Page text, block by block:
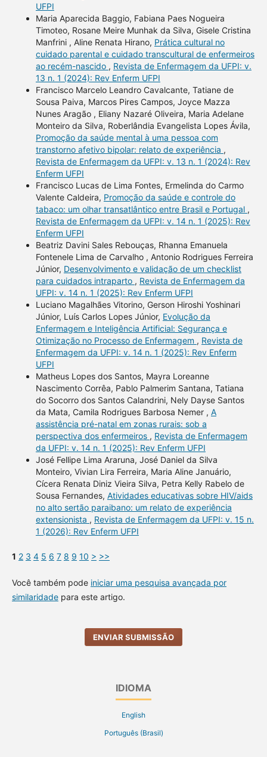
UFPI
Maria Aparecida Baggio, Fabiana Paes Nogueira
Timoteo, Rosane Meire Munhak da Silva, Gisele Cristina
Manfrini , Aline Renata Hirano, Prática cultural no
cuidado parental e cuidado transcultural de enfermeiros
ao recém-nascido , Revista de Enfermagem da UFPI: v.
13 n. 1 (2024): Rev Enferm UFPI
Francisco Marcelo Leandro Cavalcante, Tatiane de
Sousa Paiva, Marcos Pires Campos, Joyce Mazza
Nunes Aragão , Eliany Nazaré Oliveira, Maria Adelane
Monteiro da Silva, Roberlândia Evangelista Lopes Ávila,
Promoção da saúde mental à uma pessoa com
transtorno afetivo bipolar: relato de experiência ,
Revista de Enfermagem da UFPI: v. 13 n. 1 (2024): Rev
Enferm UFPI
Francisco Lucas de Lima Fontes, Ermelinda do Carmo
Valente Caldeira, Promoção da saúde e controle do
tabaco: um olhar transatlântico entre Brasil e Portugal ,
Revista de Enfermagem da UFPI: v. 14 n. 1 (2025): Rev
Enferm UFPI
Beatriz Davini Sales Rebouças, Rhanna Emanuela
Fontenele Lima de Carvalho , Antonio Rodrigues Ferreira
Júnior, Desenvolvimento e validação de um checklist
para cuidados intraparto , Revista de Enfermagem da
UFPI: v. 14 n. 1 (2025): Rev Enferm UFPI
Luciano Magalhães Vitorino, Gerson Hiroshi Yoshinari
Júnior, Luís Carlos Lopes Júnior, Evolução da
Enfermagem e Inteligência Artificial: Segurança e
Otimização no Processo de Enfermagem , Revista de
Enfermagem da UFPI: v. 14 n. 1 (2025): Rev Enferm
UFPI
Matheus Lopes dos Santos, Mayra Loreanne
Nascimento Corrêa, Pablo Palmerim Santana, Tatiana
do Socorro dos Santos Calandrini, Nely Dayse Santos
da Mata, Camila Rodrigues Barbosa Nemer , A
assistência pré-natal em zonas rurais: sob a
perspectiva dos enfermeiros , Revista de Enfermagem
da UFPI: v. 14 n. 1 (2025): Rev Enferm UFPI
José Fellipe Lima Araruna, José Daniel da Silva
Monteiro, Vivian Lira Ferreira, Maria Aline Januário,
Cícera Renata Diniz Vieira Silva, Petra Kelly Rabelo de
Sousa Fernandes, Atividades educativas sobre HIV/aids
no alto sertão paraibano: um relato de experiência
extensionista , Revista de Enfermagem da UFPI: v. 15 n.
1 (2026): Rev Enferm UFPI
1 2 3 4 5 6 7 8 9 10 > >>
Você também pode iniciar uma pesquisa avançada por
similaridadepara este artigo.
ENVIAR SUBMISSÃO
IDIOMA
English
Português (Brasil)